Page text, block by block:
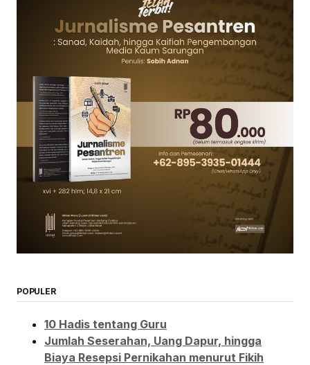
POPULER
10 Hadis tentang Guru
Jumlah Seserahan, Uang Dapur, hingga
Biaya Resepsi Pernikahan menurut Fikih